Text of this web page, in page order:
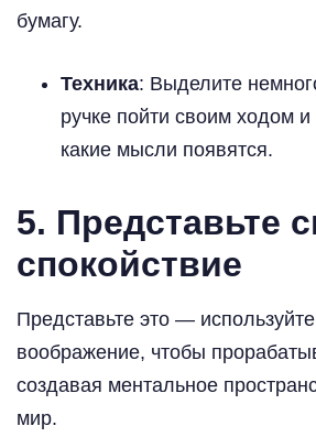
бумагу.
Техника: Выделите
ручке пойти своим ходом и
какие мысли появятся.
5. Представьте
спокойствие
Представьте это —
воображение, чтобы
создавая ментальное
мир.